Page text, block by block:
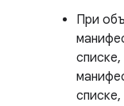
При
списке,